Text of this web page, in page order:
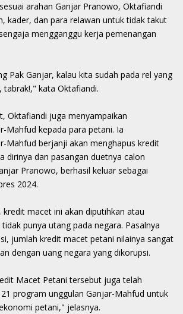
arahan Ganjar Pranowo, Oktafiandi
kader, dan para relawan untuk tidak takut
mengganggu kerja pemenangan
Pak Ganjar, kalau kita sudah pada rel yang
tabrak!," kata Oktafiandi.
Oktafiandi juga menyampaikan
Mahfud kepada para petani. Ia
Mahfud berjanji akan menghapus kredit
dirinya dan pasangan duetnya calon
Pranowo, berhasil keluar sebagai
2024.
macet ini akan diputihkan atau
punya utang pada negara. Pasalnya
jumlah kredit macet petani nilainya sangat
dengan uang negara yang dikorupsi.
Macet Petani tersebut juga telah
program unggulan Ganjar-Mahfud untuk
petani," jelasnya.